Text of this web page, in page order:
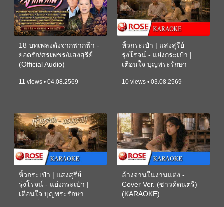
18 บทเพลงดังจากฟากฟ้า -
ยอดรัก/ศรเพชร/แสงสุรีย์
(Official Audio)
11 views • 04.08.2569
หิ้วกระเป๋า | แสงสุรีย์
รุ่งโรจน์ - แย่งกระเป๋า |
เตือนใจ บุญพระรักษา
10 views • 03.08.2569
หิ้วกระเป๋า | แสงสุรีย์
รุ่งโรจน์ - แย่งกระเป๋า |
เตือนใจ บุญพระรักษา
ล้างจานในงานแต่ง -
Cover Ver. (ซาวด์ดนตรี)
(KARAOKE)